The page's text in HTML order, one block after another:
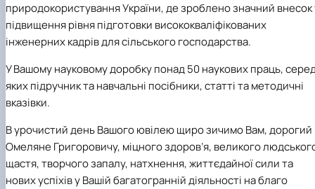
природокористування України,де зроблено значний внесок
підвищення рівня підготовки висококваліфікованих
інженерних кадрів для сільського господарства.
У Вашому науковому доробку понад 50 наукових праць,
яких підручник та навчальні посібники, статті та методичні
вказівки.
В урочистий день Вашого ювілею щиро зичимо Вам, дорогий
Омеляне Григоровичу, міцного здоров’я, великого
щастя, творчого запалу, натхнення, життєдайної сили та
нових успіхів у Вашій багатогранній діяльності на благо